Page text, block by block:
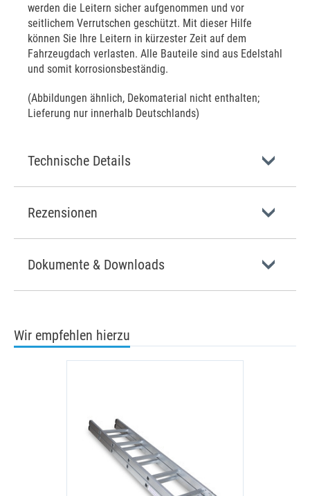
werden die Leitern sicher aufgenommen und vor
seitlichem Verrutschen geschützt. Mit dieser Hilfe
können Sie Ihre Leitern in kürzester Zeit auf dem
Fahrzeugdach verlasten. Alle Bauteile sind aus Edelstahl
und somit korrosionsbeständig.
(Abbildungen ähnlich, Dekomaterial nicht enthalten;
Lieferung nur innerhalb Deutschlands)
Technische Details
Rezensionen
Dokumente & Downloads
Wir empfehlen hierzu